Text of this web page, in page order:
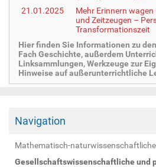
21.01.2025
Mehr Erinnern
und Zeitzeugen –
Transformationszeit
Hier finden Sie Informationen zu
Fach Geschichte, außerdem
Linksammlungen, Werkzeuge zur
Hinweise auf außerunterrichtliche
Navigation
Mathematisch-
Gesellschaftswissenschaftliche und